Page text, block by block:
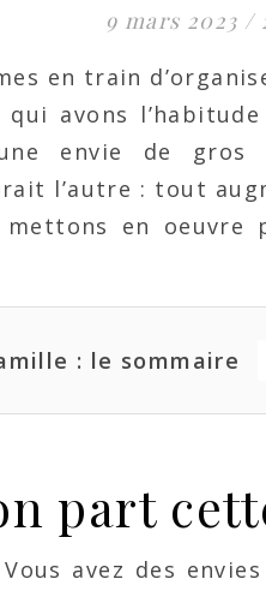
9 mars 2023 /
en train
avons
envie de gros
l’autre : tout
mettons en oeuvre
: le sommaire
part
avez des